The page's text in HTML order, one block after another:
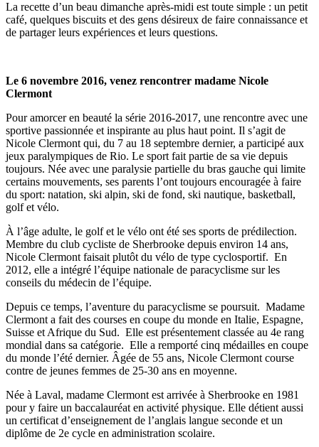
La recette d’un beau dimanche après-midi est toute simple : un petit
café, quelques biscuits et des gens désireux de faire connaissance et
de partager leurs expériences et leurs questions.
Le 6 novembre 2016, venez rencontrer madame Nicole
Clermont
Pour amorcer en beauté la série 2016-2017, une rencontre avec une
sportive passionnée et inspirante au plus haut point. Il s’agit de
Nicole Clermont qui, du 7 au 18 septembre dernier, a participé aux
jeux paralympiques de Rio. Le sport fait partie de sa vie depuis
toujours. Née avec une paralysie partielle du bras gauche qui limite
certains mouvements, ses parents l’ont toujours encouragée à faire
du sport: natation, ski alpin, ski de fond, ski nautique, basketball,
golf et vélo.
À l’âge adulte, le golf et le vélo ont été ses sports de prédilection.
Membre du club cycliste de Sherbrooke depuis environ 14 ans,
Nicole Clermont faisait plutôt du vélo de type cyclosportif. En
2012, elle a intégré l’équipe nationale de paracyclisme sur les
conseils du médecin de l’équipe.
Depuis ce temps, l’aventure du paracyclisme se poursuit. Madame
Clermont a fait des courses en coupe du monde en Italie, Espagne,
Suisse et Afrique du Sud. Elle est présentement classée au 4e rang
mondial dans sa catégorie. Elle a remporté cinq médailles en coupe
du monde l’été dernier. Âgée de 55 ans, Nicole Clermont course
contre de jeunes femmes de 25-30 ans en moyenne.
Née à Laval, madame Clermont est arrivée à Sherbrooke en 1981
pour y faire un baccalauréat en activité physique. Elle détient aussi
un certificat d’enseignement de l’anglais langue seconde et un
diplôme de 2e cycle en administration scolaire.